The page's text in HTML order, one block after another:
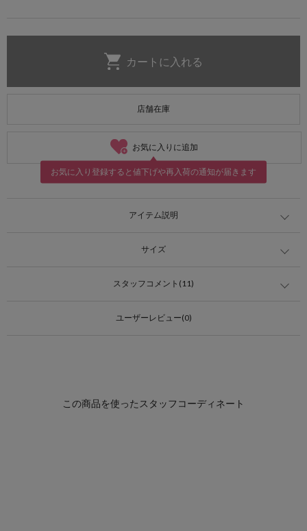
店舗在庫
お気に入りに追加
お気に入り登録すると値下げや再入荷の通知が届きます
アイテム説明
サイズ
スタッフコメント(11)
ユーザーレビュー(0)